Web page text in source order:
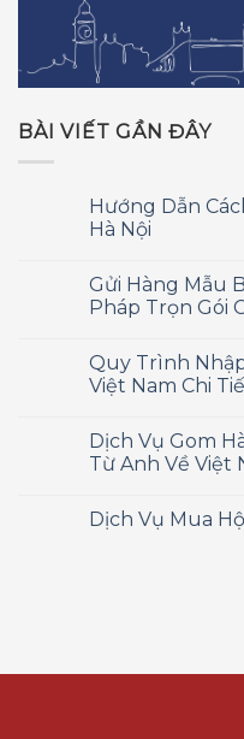
BÀI VIẾT GẦN ĐÂY
Hướng Dẫn
Hà Nội
Gửi Hàng Mẫu
Pháp Trọn Gói
Quy Trình
Việt Nam Chi
Dịch Vụ Gom
Từ Anh Về Việt
Dịch Vụ Mua